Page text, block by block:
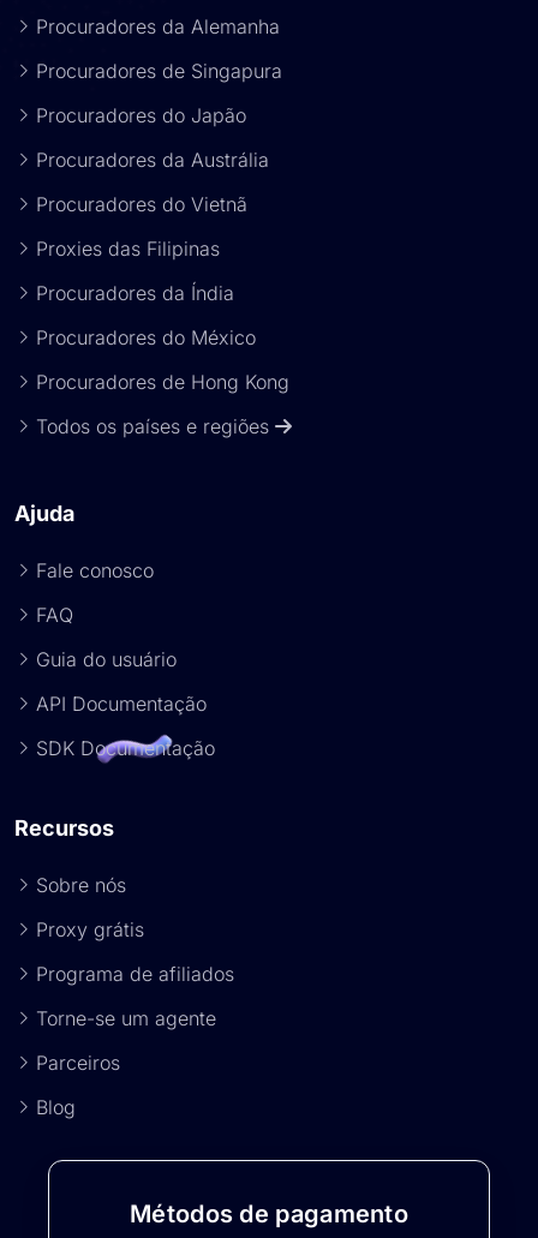
Procuradores da Alemanha
Procuradores de Singapura
Procuradores do Japão
Procuradores da Austrália
Procuradores do Vietnã
Proxies das Filipinas
Procuradores da Índia
Procuradores do México
Procuradores de Hong Kong
Todos os países e regiões
Ajuda
Fale conosco
FAQ
Guia do usuário
API Documentação
SDK Documentação
Recursos
Sobre nós
Proxy grátis
Programa de afiliados
Torne-se um agente
Parceiros
Blog
Métodos de pagamento